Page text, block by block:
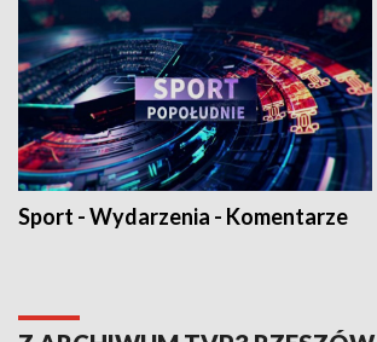
Sport - Wydarzenia - Komentarze